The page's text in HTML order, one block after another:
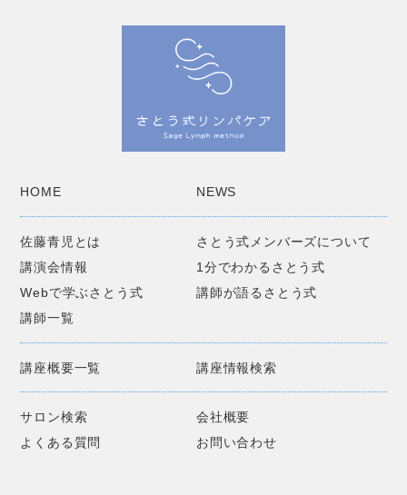
HOME NEWS
佐藤青児とは
さとう式メンバーズについて
講演会情報
1分でわかるさとう式
Webで学ぶさとう式
講師が語るさとう式
講師一覧
講座概要一覧 講座情報検索
サロン検索
会社概要
よくある質問
お問い合わせ